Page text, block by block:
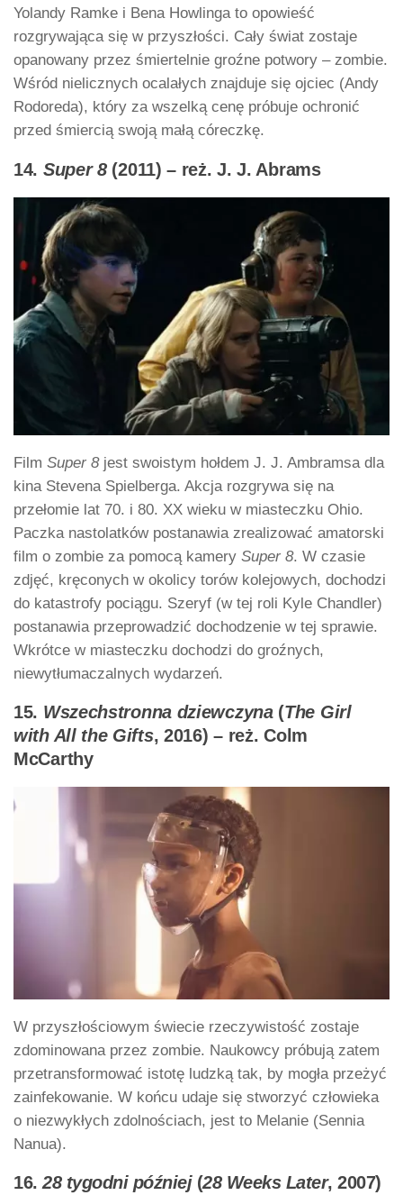
Yolandy Ramke i Bena Howlinga to opowieść
rozgrywająca się w przyszłości. Cały świat zostaje
opanowany przez śmiertelnie groźne potwory – zombie.
Wśród nielicznych ocalałych znajduje się ojciec (Andy
Rodoreda), który za wszelką cenę próbuje ochronić
przed śmiercią swoją małą córeczkę.
14. Super 8(2011) – reż. J. J. Abrams
Film Super 8jest swoistym hołdem J. J. Ambramsa dla
kina Stevena Spielberga. Akcja rozgrywa się na
przełomie lat 70. i 80. XX wieku w miasteczku Ohio.
Paczka nastolatków postanawia zrealizować amatorski
film o zombie za pomocą kamery Super 8. W czasie
zdjęć, kręconych w okolicy torów kolejowych, dochodzi
do katastrofy pociągu. Szeryf (w tej roli Kyle Chandler)
postanawia przeprowadzić dochodzenie w tej sprawie.
Wkrótce w miasteczku dochodzi do groźnych,
niewytłumaczalnych wydarzeń.
15. Wszechstronna dziewczyna(The Girl
with All the Gifts, 2016) – reż. Colm
McCarthy
W przyszłościowym świecie rzeczywistość zostaje
zdominowana przez zombie. Naukowcy próbują zatem
przetransformować istotę ludzką tak, by mogła przeżyć
zainfekowanie. W końcu udaje się stworzyć człowieka
o niezwykłych zdolnościach, jest to Melanie (Sennia
Nanua).
16.28 tygodni później(28 Weeks Later, 2007)